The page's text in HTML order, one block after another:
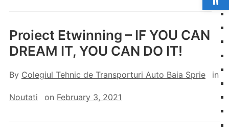
Proiect Etwinning – IF YOU CAN
DREAM IT, YOU CAN DO IT!
By Colegiul Tehnic de Transporturi Auto Baia Sprie in
Noutati on February 3, 2021